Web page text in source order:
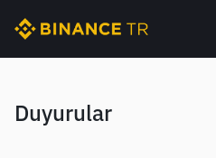
Duyurular